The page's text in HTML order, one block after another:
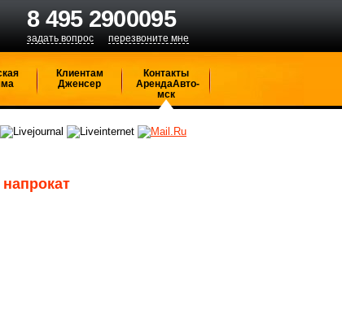
8 495 2900095
задать вопрос перезвоните мне
Клиентам
Дженсер
Контакты
АрендаАвто-
мск